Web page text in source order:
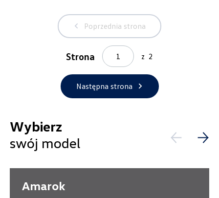
Poprzednia strona
Strona z 2
Następna strona
Wybierz
swój model
Amarok
Auto Forum
ul. Wyszogrodzka 154, Płock
+48 537 367 862
ul. Krakowska 33, Wieliczka